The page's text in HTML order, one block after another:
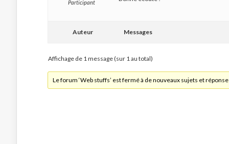
Participant
Auteur Messages
Affichage de 1 message (sur 1 au total)
Le forum ‘Web stuffs’ est fermé à de nouveaux sujets et